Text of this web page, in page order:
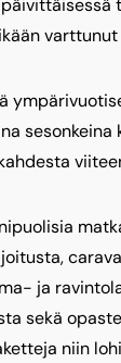
sesonkeina
ja
sekä
niin